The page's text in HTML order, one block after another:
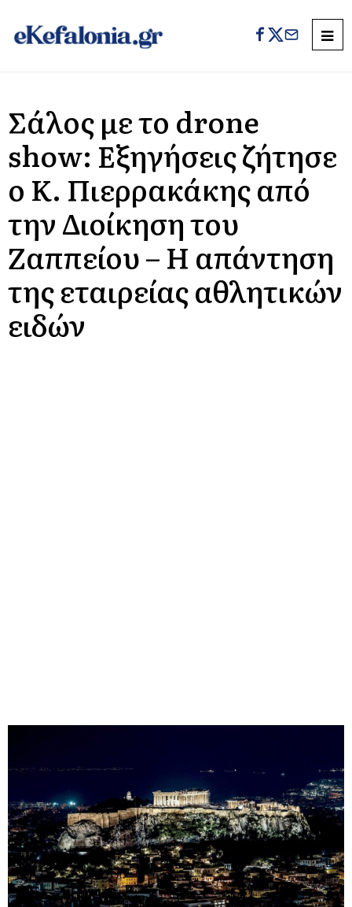
Σάλος με το drone
show: Εξηγήσεις ζήτησε
ο Κ. Πιερρακάκης από
την Διοίκηση του
Ζαππείου – Η απάντηση
της εταιρείας αθλητικών
ειδών